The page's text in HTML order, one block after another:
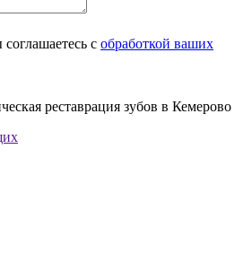
с обработкой ваших
реставрация зубов в Кемерово